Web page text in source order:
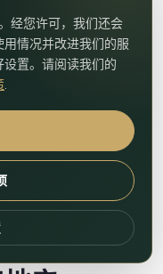
交通基础设施使集群
。在他们的领土上，您
皮划艇、滑水和骑摩
生活环境。社区设有
经您许可，我们还会
情况并改进我们的服
置。请阅读我们的